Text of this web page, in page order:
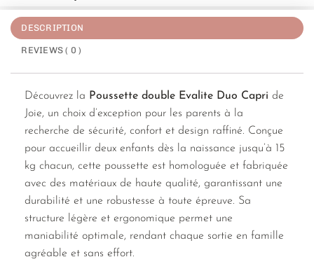
DESCRIPTION
REVIEWS ( 0 )
Découvrez la Poussette double Evalite Duo Capri de
Joie, un choix d’exception pour les parents à la
recherche de sécurité, confort et design raffiné. Conçue
pour accueillir deux enfants dès la naissance jusqu’à 15
kg chacun, cette poussette est homologuée et fabriquée
avec des matériaux de haute qualité, garantissant une
durabilité et une robustesse à toute épreuve. Sa
structure légère et ergonomique permet une
maniabilité optimale, rendant chaque sortie en famille
agréable et sans effort.